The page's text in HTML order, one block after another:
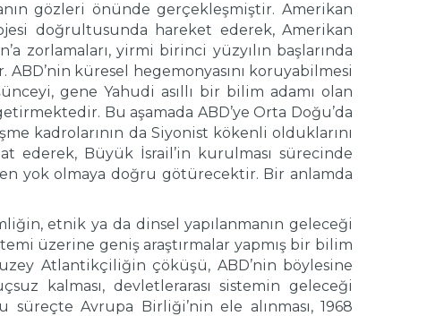
gözleri önünde gerçekleşmiştir. Amerikan
doğrultusunda hareket ederek, Amerikan
zorlamaları, yirmi birinci yüzyılın başlarında
küresel hegemonyasını koruyabilmesi
gene Yahudi asıllı bir bilim adamı olan
Bu aşamada ABD’ye Orta Doğu’da
kadrolarının da Siyonist kökenli olduklarını
ederek, Büyük İsrail’in kurulması sürecinde
yok olmaya doğru götürecektir. Bir anlamda
etnik ya da dinsel yapılanmanın geleceği
üzerine geniş araştırmalar yapmış bir bilim
Atlantikçiliğin çöküşü, ABD’nin böylesine
kalması, devletlerarası sistemin geleceği
Avrupa Birliği’nin ele alınması, 1968